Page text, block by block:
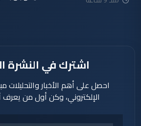
اشترك في النشرة
احصل على أهم الأخبار والتحليلات
الإلكتروني، وكن أول من يعرف